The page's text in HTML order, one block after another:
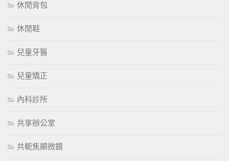
休閒背包
休閒鞋
兒童牙醫
兒童矯正
內科診所
共享辦公室
共軛焦顯微鏡